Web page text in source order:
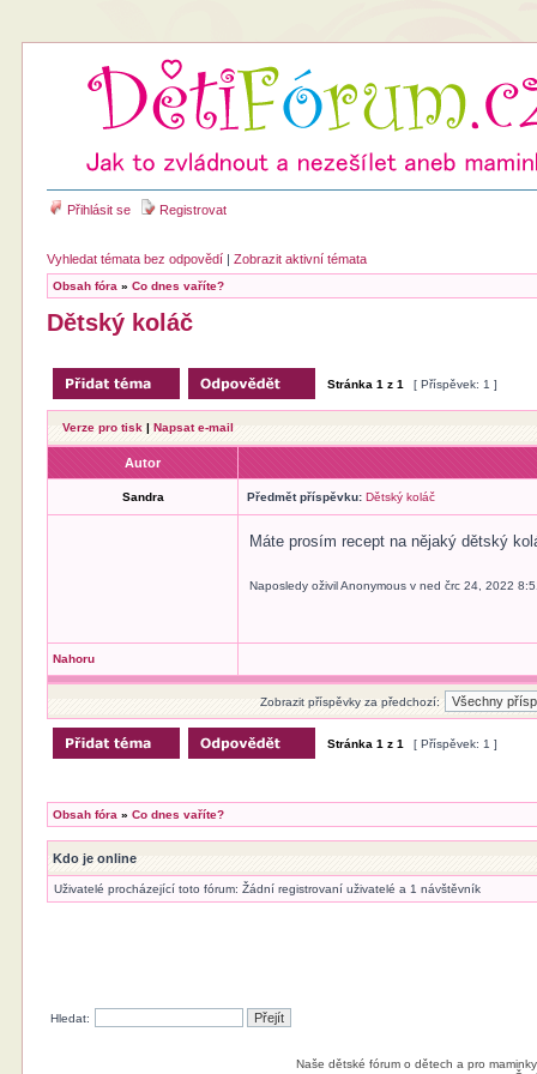
Přihlásit se Registrovat
Vyhledat témata bez odpovědí |Zobrazit aktivní témata
Obsah fóra »Co dnes vaříte?
Dětský koláč
Stránka1 z1 [ Příspěvek: 1 ]
Verze pro tisk |Napsat e-mail
Autor
Sandra Předmět příspěvku: Dětský koláč
Máte prosím recept na nějaký dětský
Naposledy oživil Anonymous v ned črc 24, 2022
Nahoru
Zobrazit příspěvky za předchozí:
Stránka1 z1 [ Příspěvek: 1 ]
Obsah fóra »Co dnes vaříte?
Kdo je online
Uživatelé procházející toto fórum: Žádní registrovaní uživatelé a 1 návštěvník
Hledat:
Naše dětské fórum o dětech a pro